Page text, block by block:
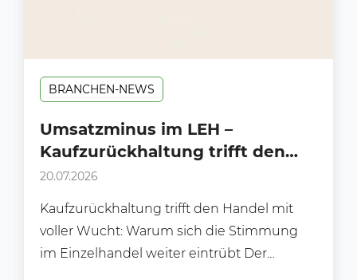
BRANCHEN-NEWS
Umsatzminus im LEH –
Kaufzurückhaltung trifft den
Handel mit voller Wucht!
20.07.2026
Kaufzurückhaltung trifft den Handel mit
voller Wucht: Warum sich die Stimmung
im Einzelhandel weiter eintrübt Der